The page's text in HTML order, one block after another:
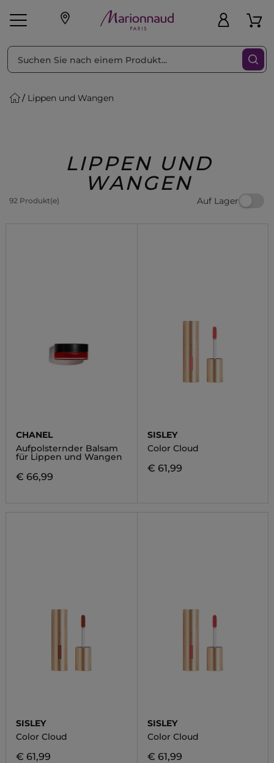
Geschenke
Lippen und Wangen
LIPPEN UND
WANGEN
92 Produkt(e) Auf Lager
sortieren nach Filter
CHANEL
Aufpolsternder Balsam
für Lippen und Wangen
€ 66,99
SISLEY
Color Cloud
€ 61,99
SISLEY
Color Cloud
€ 61,99
SISLEY
Color Cloud
€ 61,99